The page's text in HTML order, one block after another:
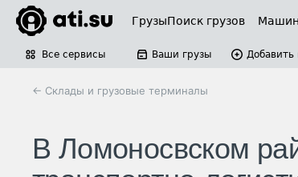
ГрузыПоиск грузов
Все сервисы Ваши грузы Добавить
← Склады и грузовые терминалы
В Ломоносвском